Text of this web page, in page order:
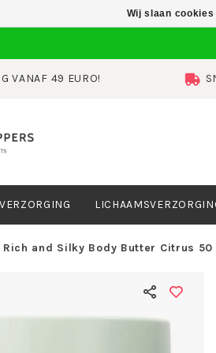
VANAF 49 EURO!
Rich and Silky Body Butter Citrus
Wij slaan